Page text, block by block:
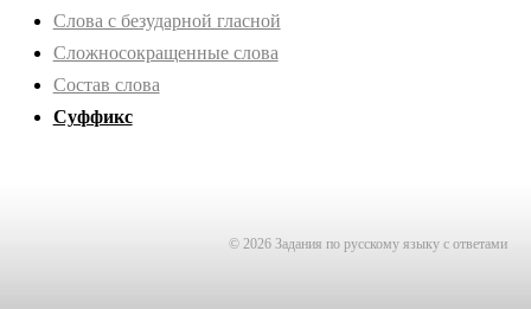
Слова с безударной гласной
Сложносокращенные слова
Состав слова
Суффикс
© 2026 Задания по русскому языку с ответами